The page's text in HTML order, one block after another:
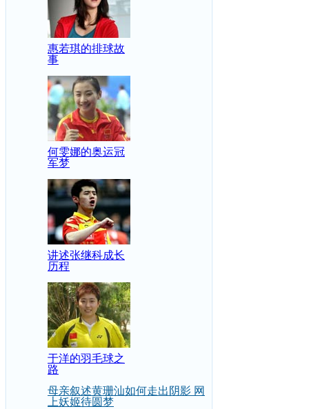
惠若琪的排球故
事
何雯娜的奥运冠
军梦
讲述张继科成长
历程
于洋的羽毛球之
路
母亲叙述黄珊汕如何走出阴影 网
上妖姬待圆梦